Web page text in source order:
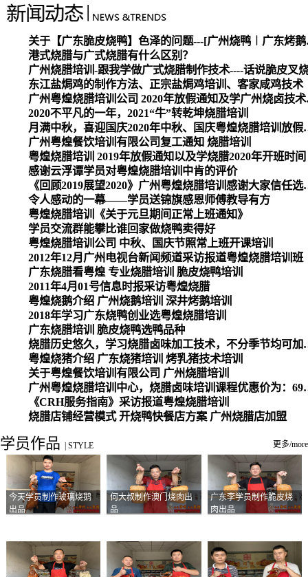
关于【广
港式烧腊与广式烧腊有什么区别？
广州烧腊培训-跟我学做广式烧腊制作技术----话说脆皮叉
东江盐焗鸡的制作方法、正宗盐焗鸡培训、客家咸鸡技术
广州粤煌
2020不平凡的一年，2021“牛”转乾坤烧腊培训
月满中秋，喜迎
广州粤煌餐饮培训有限公司复工通知 烧腊培训
粤煌烧腊培训 2019年放假通知以及学烧腊2020年开班时间
感谢云浮谭学员对粤煌烧腊培训中肯的评价
《回顾2019展望
令人感动的一幕——学员送锦旗感恩师傅教导有方
粤煌烧腊培训《关于元旦期间正常上班通知》
学员交流群能攀比谁回家做烧鸭卖得好
粤煌烧腊培训公司 中秋、国庆节照常上班开课培训
2012年12月广州电视台新闻频道采访报道粤煌烧腊培训班
广东烧腊看粤煌 专业烧腊培训 脆皮烧鸭培训
2011年4月01号信息时报采访粤煌烧腊
粤煌烧鹅介绍 广州烧鹅培训 深井烤鹅培训
2018年学习广东烧鸭创业选粤煌烧腊培训
广东烧腊培训 脆皮烧鸭选鸭品种
烧腊历史悠久，学习
粤煌烧猪介绍 广东烧猪培训 烤乳猪技术培训
关于粤煌餐饮培训有限公司 广州烧腊培训
广州粤煌烧腊培训中心，烧腊卤味培训课程优惠价为：6980元
《CRH服务指南》采访报道粤煌烧腊培训
烧腊店铺经营模式 开烧鸭快餐店方案 广州烧腊店加盟
学员作品 STYLE 更多/more
今天学员制作玻璃烧鹅
出品
何大叔制作澳门烧肉出
品
广东李学员制作脆皮烧
肉出品